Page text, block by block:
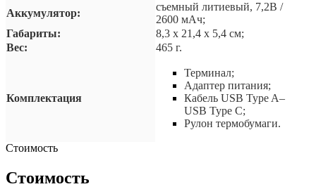
Аккумулятор:
съемный литиевый, 7,2В /
2600 мАч;
Габариты:
8,3 х 21,4 х 5,4 см;
Вес:
465 г.
Комплектация
Терминал;
Адаптер питания;
Кабель USB Type A–
USB Type C;
Рулон термобумаги.
Стоимость
Стоимость